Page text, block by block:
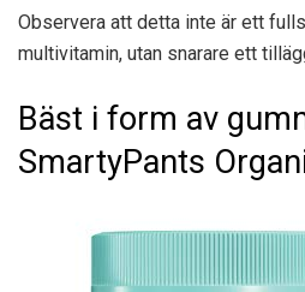
Observera att detta inte är ett
multivitamin, utan snarare ett
Bäst i form av
SmartyPants